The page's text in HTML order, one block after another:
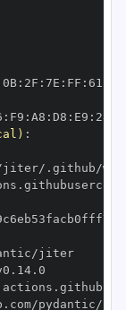
0B: 2F : 7E : FF : 61
: F9 : A8 : D8 : E9 : 28
:
pydantic/jiter